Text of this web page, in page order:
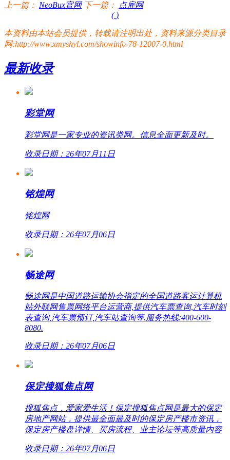
上一篇： NeoBux官网 下一篇：
点雇网
( )
本资料由本站会员提供，转载请注明出处，资料来源分类目录
网:http://www.xmyshyl.com/showinfo-78-12007-0.html
最新收录
彩堂网
彩堂网是一家专业的资讯类网。信息全面更新及时。
收录日期：26年07月11日
铭煌网
铭煌网
收录日期：26年07月06日
畅途网
畅途网是中国道路运输协会指定的全国道路客运计算机
站外联网售票网络平台运营商,提供汽车票查询,汽车时刻
表查询,汽车票预订,汽车站查询等.服务热线:400-600-
8080.
收录日期：26年07月06日
保定搜狐焦点网
搜狐焦点，爱家爱生活！保定搜狐焦点网是最大的保定
房地产网站，提供最全面最及时的保定房产楼市资讯，
保定房产楼盘详情、买房流程、业主论坛等高质量内容
收录日期：26年07月06日